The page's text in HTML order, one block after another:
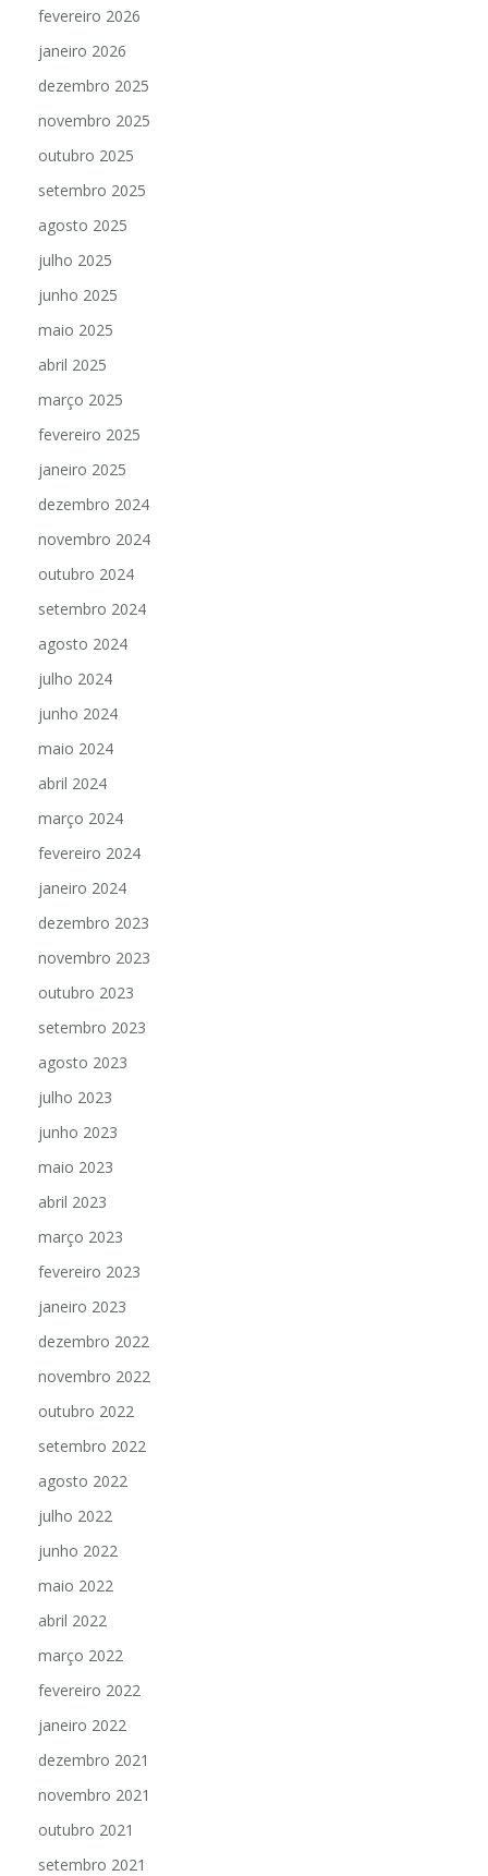
fevereiro 2026
janeiro 2026
dezembro 2025
novembro 2025
outubro 2025
setembro 2025
agosto 2025
julho 2025
junho 2025
maio 2025
abril 2025
março 2025
fevereiro 2025
janeiro 2025
dezembro 2024
novembro 2024
outubro 2024
setembro 2024
agosto 2024
julho 2024
junho 2024
maio 2024
abril 2024
março 2024
fevereiro 2024
janeiro 2024
dezembro 2023
novembro 2023
outubro 2023
setembro 2023
agosto 2023
julho 2023
junho 2023
maio 2023
abril 2023
março 2023
fevereiro 2023
janeiro 2023
dezembro 2022
novembro 2022
outubro 2022
setembro 2022
agosto 2022
julho 2022
junho 2022
maio 2022
abril 2022
março 2022
fevereiro 2022
janeiro 2022
dezembro 2021
novembro 2021
outubro 2021
setembro 2021